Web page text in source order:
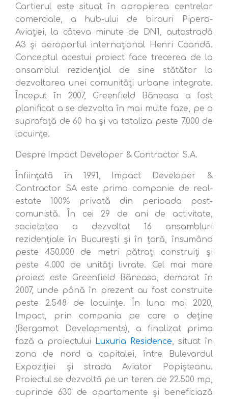
Cartierul este situat în apropierea centrelor
comerciale, a hub-ului de birouri Pipera-
Aviației, la câteva minute de DN1, autostradă
A3 și aeroportul internațional Henri Coandă.
Conceptul acestui proiect face trecerea de la
ansamblul rezidențial de sine stătător la
dezvoltarea unei comunități urbane integrate.
Început în 2007, Greenfield Băneasa a fost
planificat a se dezvolta în mai multe faze, pe o
suprafață de 60 ha și va totaliza peste 7.000 de
locuințe.
Despre Impact Developer & Contractor S.A.
Înființată în 1991, Impact Developer &
Contractor SA este prima companie de real-
estate 100% privată din perioada post-
comunistă. În cei 29 de ani de activitate,
societatea a dezvoltat 16 ansambluri
rezidențiale în București și în țară, însumând
peste 450.000 de metri pătrați construiți și
peste 4.000 de unități livrate. Cel mai mare
proiect este Greenfield Băneasa, demarat în
2007, unde până în prezent au fost construite
peste 2.548 de locuințe. În luna mai 2020,
Impact, prin compania pe care o deține
(Bergamot Developments), a finalizat prima
fază a proiectului
Luxuria Residence, situat în
zona de nord a capitalei, între Bulevardul
Expoziției și strada Aviator Popișteanu.
Proiectul se dezvoltă pe un teren de 22.500 mp,
cuprinde 630 de apartamente și beneficiază